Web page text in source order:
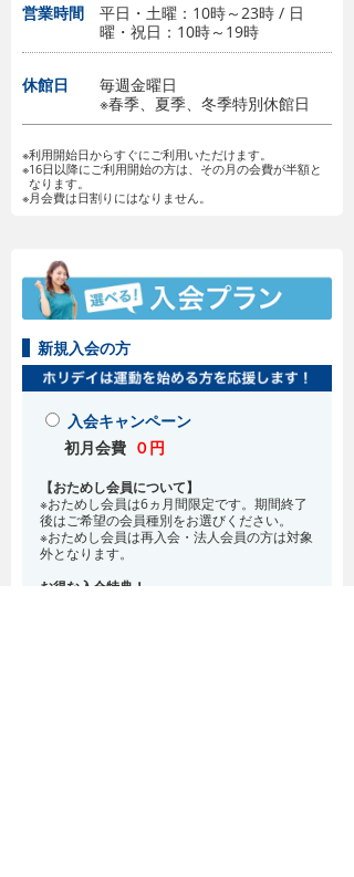
営業時間
平日・土曜：10時～23時 / 日
曜・祝日：10時～19時
休館日
毎週金曜日
※春季、夏季、冬季特別休館日
※利用開始日からすぐにご利用いただけます。
※16日以降にご利用開始の方は、その月の会費が半額と
なります。
※月会費は日割りにはなりません。
新規入会の方
入会キャンペーン
初月会費 ０円
【おためし会員について】
※おためし会員は6ヵ月間限定です。期間終了
後はご希望の会員種別をお選びください。
※おためし会員は再入会・法人会員の方は対象
外となります。
お得な入会特典！